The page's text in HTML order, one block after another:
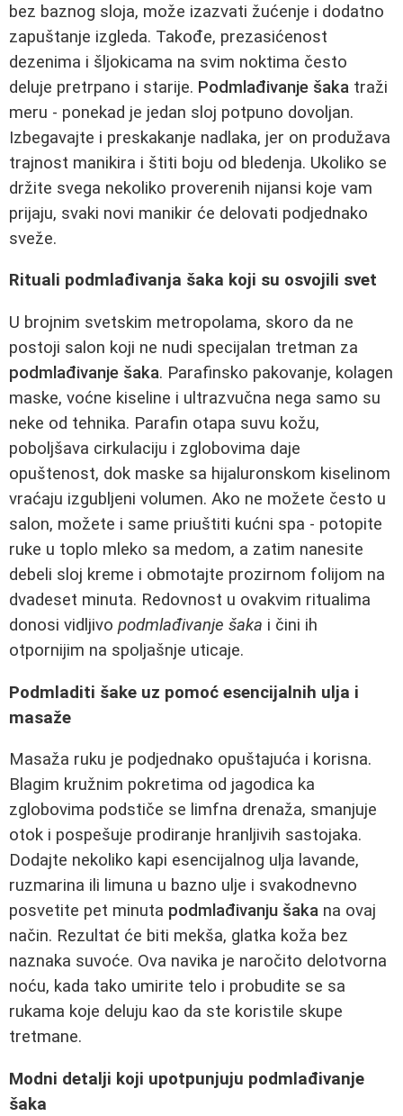
bez baznog sloja, može izazvati žućenje i dodatno
zapuštanje izgleda. Takođe, prezasićenost
dezenima i šljokicama na svim noktima često
deluje pretrpano i starije. Podmlađivanje šaka traži
meru - ponekad je jedan sloj potpuno dovoljan.
Izbegavajte i preskakanje nadlaka, jer on produžava
trajnost manikira i štiti boju od bledenja. Ukoliko se
držite svega nekoliko proverenih nijansi koje vam
prijaju, svaki novi manikir će delovati podjednako
sveže.
Rituali podmlađivanja šaka koji su osvojili svet
U brojnim svetskim metropolama, skoro da ne
postoji salon koji ne nudi specijalan tretman za
podmlađivanje šaka. Parafinsko pakovanje, kolagen
maske, voćne kiseline i ultrazvučna nega samo su
neke od tehnika. Parafin otapa suvu kožu,
poboljšava cirkulaciju i zglobovima daje
opuštenost, dok maske sa hijaluronskom kiselinom
vraćaju izgubljeni volumen. Ako ne možete često u
salon, možete i same priuštiti kućni spa - potopite
ruke u toplo mleko sa medom, a zatim nanesite
debeli sloj kreme i obmotajte prozirnom folijom na
dvadeset minuta. Redovnost u ovakvim ritualima
donosi vidljivo podmlađivanje šaka i čini ih
otpornijim na spoljašnje uticaje.
Podmladiti šake uz pomoć esencijalnih ulja i
masaže
Masaža ruku je podjednako opuštajuća i korisna.
Blagim kružnim pokretima od jagodica ka
zglobovima podstiče se limfna drenaža, smanjuje
otok i pospešuje prodiranje hranljivih sastojaka.
Dodajte nekoliko kapi esencijalnog ulja lavande,
ruzmarina ili limuna u bazno ulje i svakodnevno
posvetite pet minuta podmlađivanju šaka na ovaj
način. Rezultat će biti mekša, glatka koža bez
naznaka suvoće. Ova navika je naročito delotvorna
noću, kada tako umirite telo i probudite se sa
rukama koje deluju kao da ste koristile skupe
tretmane.
Modni detalji koji upotpunjuju podmlađivanje
šaka